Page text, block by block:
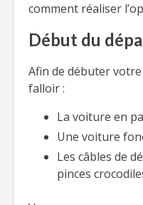
comment réaliser
Début du
Afin de débuter
falloir :
La voiture en
Une voiture
Les câbles de
pinces